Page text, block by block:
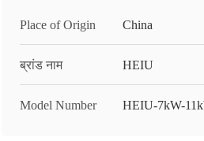
Place of Origin China
ब्रांड नाम HEIU
Model Number HEIU-7kW-